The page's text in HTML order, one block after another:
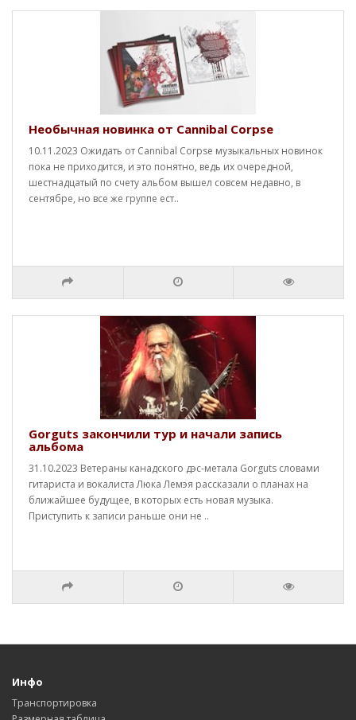
Необычная новинка от Cannibal Corpse
10.11.2023 Ожидать от Cannibal Corpse музыкальных новинок
пока не приходится, и это понятно, ведь их очередной,
шестнадцатый по счету альбом вышел совсем недавно, в
сентябре, но все же группе ест..
Gorguts закончили тур и начали запись
альбома
31.10.2023 Ветераны канадского дэс-метала Gorguts словами
гитариста и вокалиста Люка Лемэя рассказали о планах на
ближайшее будущее, в которых есть новая музыка.
Приступить к записи раньше они не ..
Инфо
Транспортировка